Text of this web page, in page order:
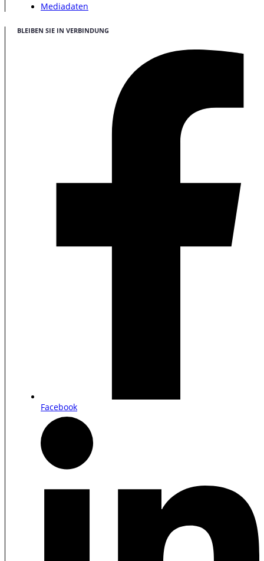
Mediadaten
BLEIBEN SIE IN VERBINDUNG
Facebook